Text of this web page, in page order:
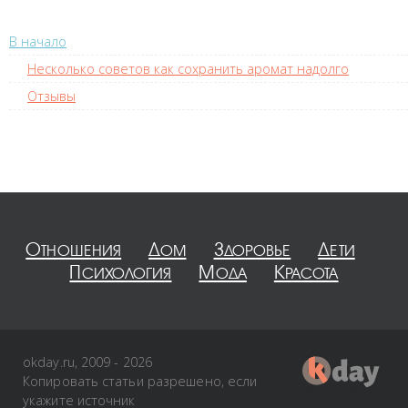
В начало
Несколько советов как сохранить аромат надолго
Отзывы
Отношения Дом Здоровье
Дети
Психология
Мода Красота
okday.ru, 2009 - 2026
Копировать статьи разрешено, если
укажите источник